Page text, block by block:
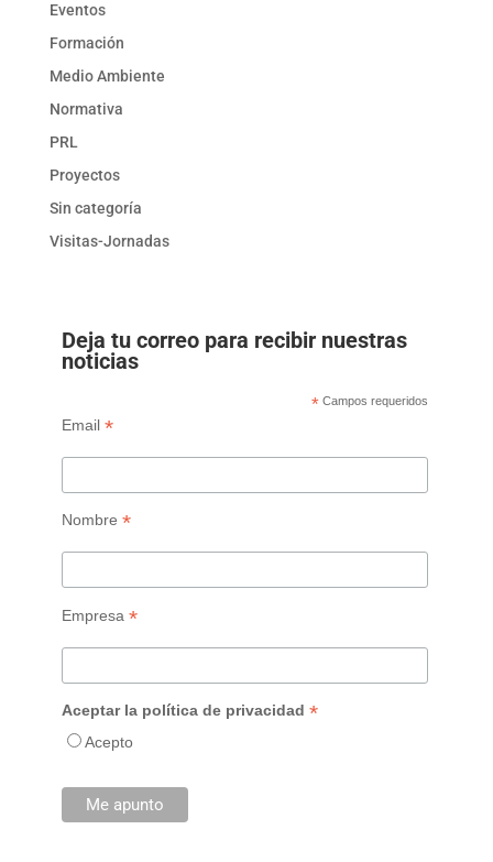
Eventos
Formación
Medio Ambiente
Normativa
PRL
Proyectos
Sin categoría
Visitas-Jornadas
Deja tu correo para recibir nuestras
noticias
* Campos requeridos
Email *
Nombre *
Empresa *
Aceptar la política de privacidad *
Acepto